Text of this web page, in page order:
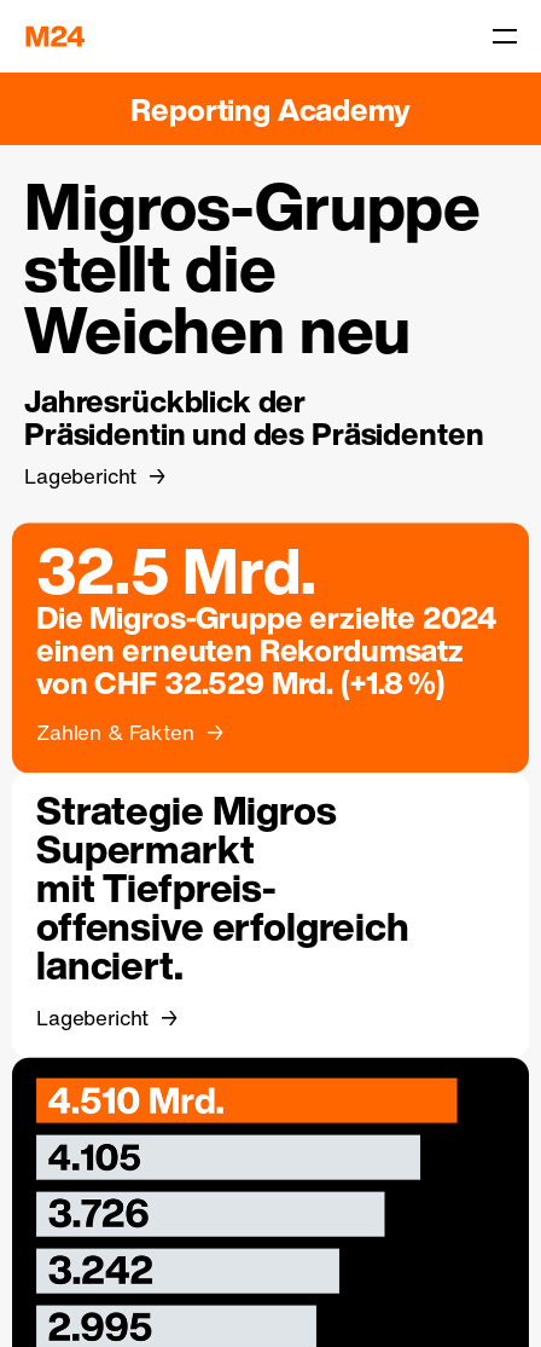
Reporting Academy
Migros-Gruppe
stellt die
Weichen neu
Jahresrückblick der
Präsidentin und des Präsidenten
Lagebericht
32.5 Mrd.
Die Migros-Gruppe erzielte 2024
einen erneuten Rekordumsatz
von CHF 32.529 Mrd. (+1.8 %)
Zahlen & Fakten
Strategie Migros
Supermarkt
mit Tiefpreis-
offensive erfolgreich
lanciert.
Lagebericht